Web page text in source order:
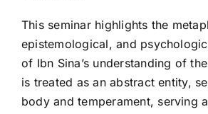
This seminar highlights the
epistemological, and
of Ibn Sina’s understanding of
is treated as an abstract entity,
body and temperament, serving